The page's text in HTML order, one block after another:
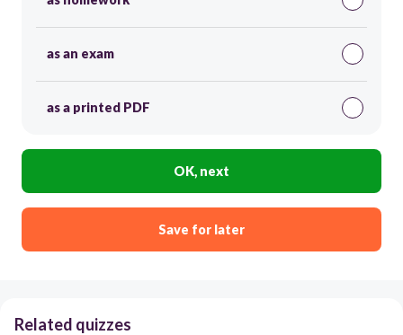
as an exam
as a printed PDF
OK, next
Save for later
Related quizzes